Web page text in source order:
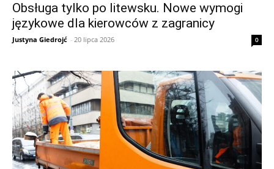
Obsługa tylko po litewsku. Nowe wymogi
językowe dla kierowców z zagranicy
Justyna Giedrojć - 20 lipca 2026 0